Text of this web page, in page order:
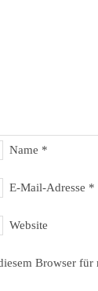
Name *
E-Mail-Adresse *
Website
Browser